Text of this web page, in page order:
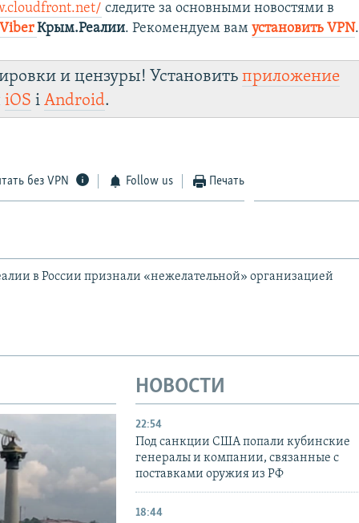
следите за основными новостями в
Viber Крым.Реалии. Рекомендуем вамустановить VPN.
и цензуры! Установитьприложение
iOS іAndroid.
без VPN Follow us Печать
в России признали «нежелательной» организацией
НОВОСТИ
22:54
Под санкции США попали кубинские
генералы и компании, связанные с
поставками оружия из РФ
18:44